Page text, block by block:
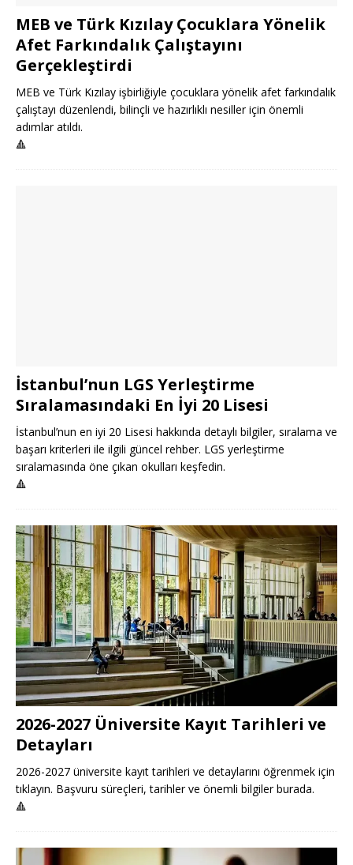
MEB ve Türk Kızılay Çocuklara Yönelik
Afet Farkındalık Çalıştayını
Gerçekleştirdi
MEB ve Türk Kızılay işbirliğiyle çocuklara yönelik afet farkındalık
çalıştayı düzenlendi, bilinçli ve hazırlıklı nesiller için önemli
adımlar atıldı.
🔺
İstanbul’nun LGS Yerleştirme
Sıralamasındaki En İyi 20 Lisesi
İstanbul’nun en iyi 20 Lisesi hakkında detaylı bilgiler, sıralama ve
başarı kriterleri ile ilgili güncel rehber. LGS yerleştirme
sıralamasında öne çıkan okulları keşfedin.
🔺
2026-2027 Üniversite Kayıt Tarihleri ve
Detayları
2026-2027 üniversite kayıt tarihleri ve detaylarını öğrenmek için
tıklayın. Başvuru süreçleri, tarihler ve önemli bilgiler burada.
🔺